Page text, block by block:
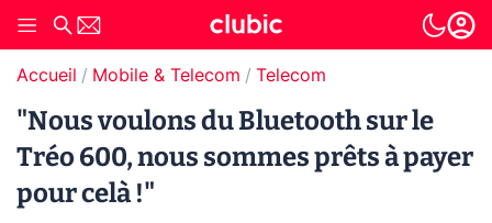
Accueil Mobile & Telecom Telecom
"Nous voulons du Bluetooth sur le
Tréo 600, nous sommes prêts à payer
pour celà !"